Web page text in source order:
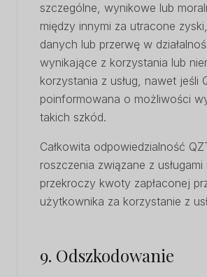
szczególne, wynikowe lub
między innymi za utracone
danych lub przerwę w
wynikające z korzystania lub
korzystania z usług, nawet jeśli
poinformowana o możliwości
takich szkód.
Całkowita odpowiedzialność
roszczenia związane z usługami
przekroczy kwoty zapłaconej
użytkownika za korzystanie z
9. Odszkodowanie